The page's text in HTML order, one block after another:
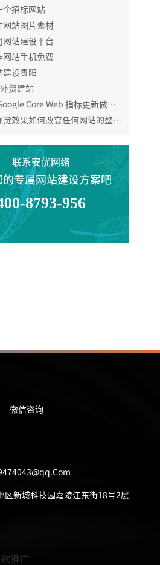
个招标网站
网站图片素材
网站建设平台
网站手机免费
建设贵阳
贸建站
Core Web 指标更新做准
觉效果如何改变任何网站的整体
联系安优网络
的专属网站建设方案吧
8793-956
微信咨询
区新城科技园嘉陵江东街18号2层
推广